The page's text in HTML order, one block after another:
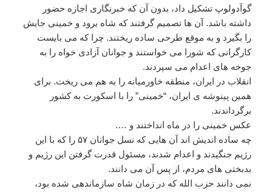
گوآدولوپ تشکیل داد، بدون آن که خبرنگاری اجازه حضور
داشته باشد. آن ها تصمیم گرفتند که شاه برود و خمینی جایش
را بگیرد و به موقع طرحی ساده ریختند. چرا که می بایست
کارگرانی که شورا می خواستند و جوانان آزادی خواه را به
جوخه های اعدام می سپردند.
انقلاب در ایران، منطقه خاورمیانه را به هم می ریخت. برای
همین پینوشه ی ایران، “خمینی” را با اسکورت به کشور
برگرداندند.
عکس خمینی را در ماه انداختند و ….
چه ساده اندیش اند آن هایی که نسل جوانان ۵۷ را که با این
رژیم جنگیدند و اعدام شدند، مسئول قدرت گرفتن این رژیم و
بدبختی های مردم، از پس آن می دانند.
نمی دانند حزب الله که در زمان شاه سازماندهی شده بود،